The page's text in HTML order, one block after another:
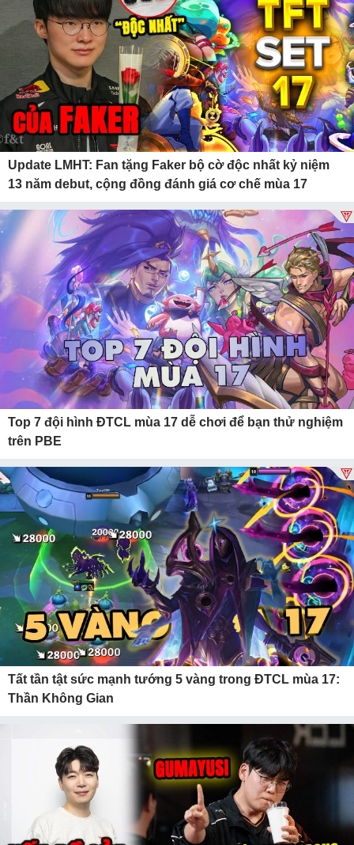
Update LMHT: Fan tặng Faker bộ cờ độc nhất kỷ niệm
13 năm debut, cộng đồng đánh giá cơ chế mùa 17
Top 7 đội hình ĐTCL mùa 17 dễ chơi để bạn thử nghiệm
trên PBE
Tất tần tật sức mạnh tướng 5 vàng trong ĐTCL mùa 17:
Thần Không Gian